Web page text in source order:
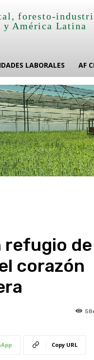
foresto-
y América Latina
LABORALES AF
refugio de
corazón
Copy URL